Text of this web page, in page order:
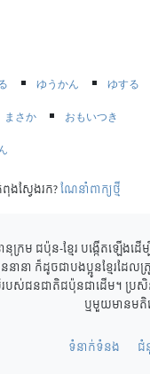
ゆうかん
ゆする
まさか
おもいつき
ងស្វែងរក?ណែនាំពាក្យថ្មី
នុក្រម ជប៉ុន-ខ្មែរ បង្កើតឡើង
ននានា ក៏ដូចជាបងប្អូនខ្មែរដែ
របស់ជនជាតិជប៉ុនជាដើម។ ប្រ
ឬមួយមានមតិ
ទំនាក់ទំនង